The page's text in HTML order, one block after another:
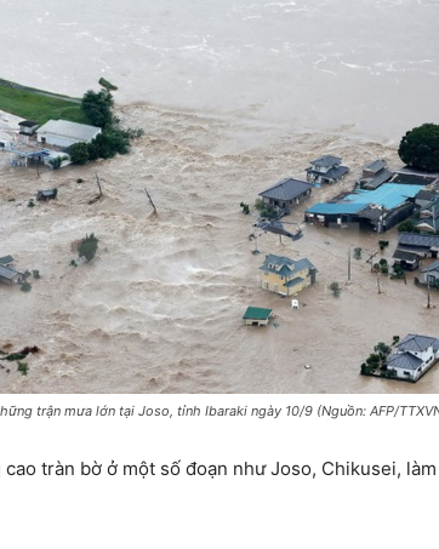
trận mưa lớn tại Joso, tỉnh Ibaraki ngày 10/9 (Nguồn: AFP/
tràn bờ ở một số đoạn như Joso, Chikusei,